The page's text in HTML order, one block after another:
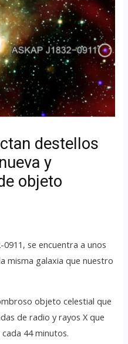
destellos
y
objeto
0911, se encuentra a unos
misma galaxia que nuestro
objeto celestial que
de radio y rayos X que
44 minutos.